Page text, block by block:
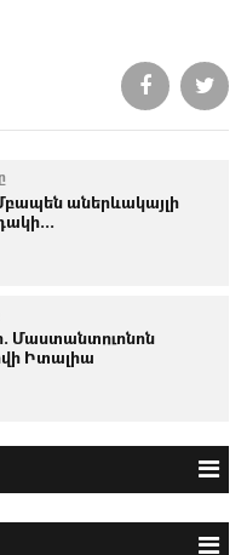
աներևակայլի
Մաստանտուոնոն
Իտալիա